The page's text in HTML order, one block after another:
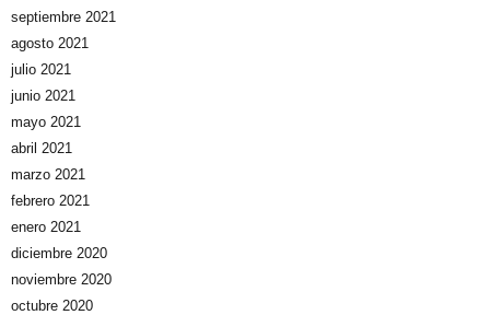
septiembre 2021
agosto 2021
julio 2021
junio 2021
mayo 2021
abril 2021
marzo 2021
febrero 2021
enero 2021
diciembre 2020
noviembre 2020
octubre 2020